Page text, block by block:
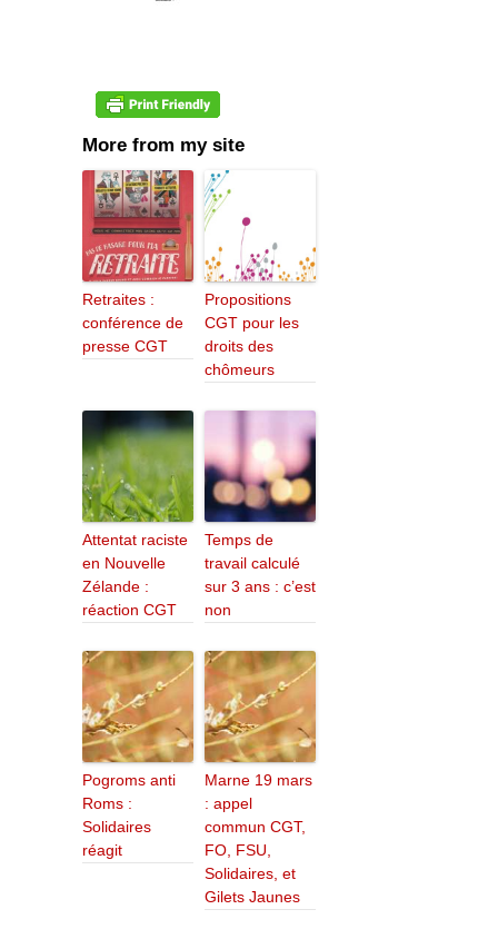
More from my site
Retraites :
conférence de
presse CGT
Propositions
CGT pour les
droits des
chômeurs
Attentat raciste
en Nouvelle
Zélande :
réaction CGT
Temps de
travail calculé
sur 3 ans : c’est
non
Pogroms anti
Roms :
Solidaires
réagit
Marne 19 mars
: appel
commun CGT,
FO, FSU,
Solidaires, et
Gilets Jaunes